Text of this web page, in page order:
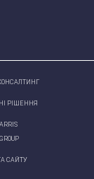
КОНСАЛТИНГ
РІШЕННЯ
GROUP
САЙТУ